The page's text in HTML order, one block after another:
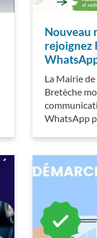
Nouveau
rejoignez
La Mairie
Bretèche
WhatsApp